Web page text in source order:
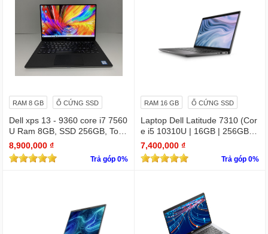
RAM 8 GB Ổ CỨNG SSD
Dell xps 13 - 9360 core i7 7560
U Ram 8GB, SSD 256GB, Touc
hscreen QHD (3200x1800)
8,900,000 ₫
Trả góp 0%
RAM 16 GB Ổ CỨNG SSD
Laptop Dell Latitude 7310 (Cor
e i5 10310U | 16GB | 256GB | I
ntel UHD | 13.3 FHD
7,400,000 ₫
Trả góp 0%